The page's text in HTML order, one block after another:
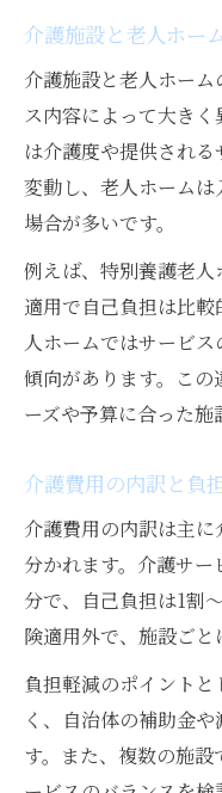
介護施設と老人ホー
介護施設と老人ホー
ス内容によって大き
は介護度や提供され
変動し、老人ホーム
場合が多いです。
例えば、特別養護老
適用で自己負担は比
人ホームではサービ
傾向があります。こ
ーズや予算に合った施
介護費用の内訳と負
介護費用の内訳は主
分かれます。介護サ
分で、自己負担は1割
険適用外で、施設ごと
負担軽減のポイント
く、自治体の補助金
す。また、複数の施